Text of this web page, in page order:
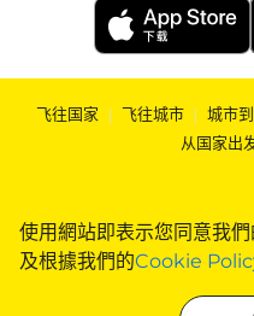
使用網站即表示您同意我們
及根據我們的Cookie
飞往国家 | 飞往城市 | 城市
从国家出